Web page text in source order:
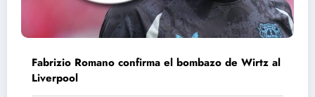
Fabrizio Romano confirma el bombazo de Wirtz al
Liverpool